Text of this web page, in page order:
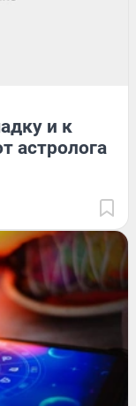
и к
астролога